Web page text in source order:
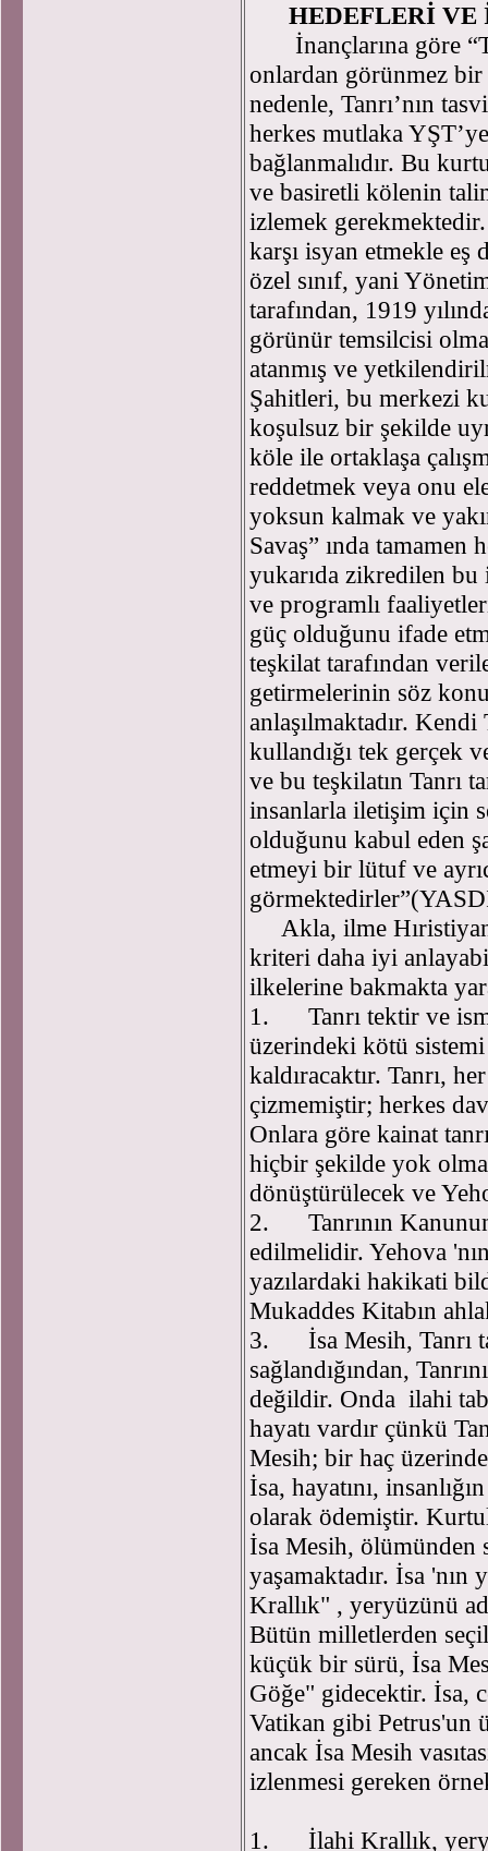
HEDEFLERİ
İnançlarına göre
onlardan görünmez bir
nedenle, Tanrı’nın
herkes mutlaka
bağlanmalıdır. Bu
ve basiretli kölenin
izlemek gerekmektedir.
karşı isyan etmekle eş
özel sınıf, yani
tarafından, 1919
görünür temsilcisi
atanmış ve
Şahitleri, bu merkezi
koşulsuz bir şekilde
köle ile ortaklaşa
reddetmek veya onu
yoksun kalmak ve
Savaş” ında
yukarıda zikredilen
ve programlı
güç olduğunu ifade
teşkilat tarafından
getirmelerinin söz
anlaşılmaktadır. Kendi
kullandığı tek gerçek
ve bu teşkilatın Tanrı
insanlarla iletişim için
olduğunu kabul eden
etmeyi bir lütuf ve
Akla, ilme
kriteri daha iyi
ilkelerine bakmakta
1. Tanrı tektir ve ismi
üzerindeki kötü
kaldıracaktır. Tanrı,
çizmemiştir; herkes
Onlara göre kainat
hiçbir şekilde yok
dönüştürülecek ve
2. Tanrının
edilmelidir. Yehova
yazılardaki hakikati
Mukaddes Kitabın
3. İsa Mesih, Tanrı
sağlandığından,
değildir. Onda ilahi
hayatı vardır çünkü
Mesih; bir haç
İsa, hayatını,
olarak ödemiştir.
İsa Mesih, ölümünden
yaşamaktadır. İsa
Krallık" , yeryüzünü
Bütün milletlerden
küçük bir sürü, İsa
Göğe" gidecektir. İsa,
Vatikan gibi Petrus'un
ancak İsa Mesih
izlenmesi gereken
1. İlahi Krallık,